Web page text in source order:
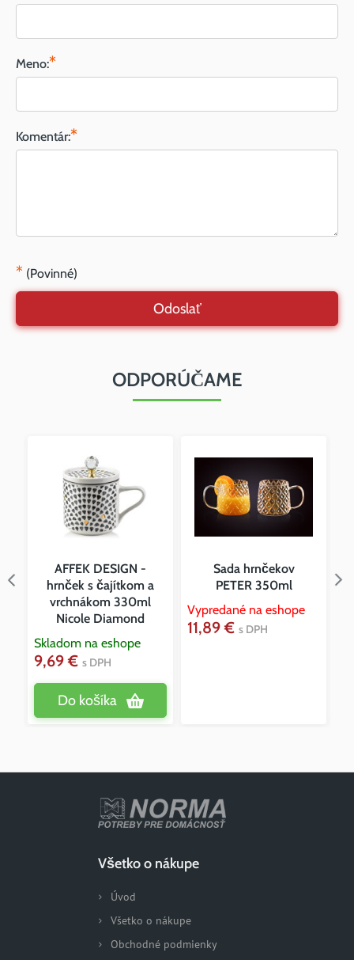
Meno:*
Komentár:*
* (Povinné)
Odoslať
ODPORÚČAME
AFFEK DESIGN -
hrnček s čajítkom a
vrchnákom 330ml
Nicole Diamond
Skladom na eshope
9,69 € s DPH
Do košíka
Sada hrnčekov
PETER 350ml
Vypredané na eshope
11,89 € s DPH
Všetko o nákupe
Úvod
Všetko o nákupe
Obchodné podmienky